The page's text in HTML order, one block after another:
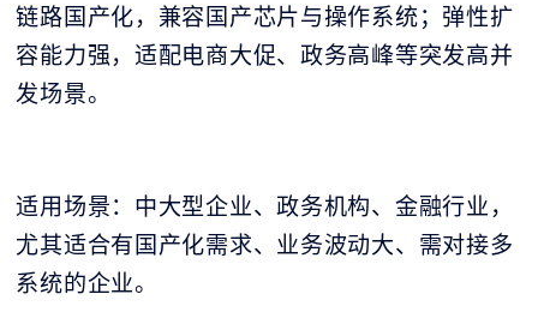
链路国产化，兼容国产芯片与操作系统；弹性扩
容能力强，适配电商大促、政务高峰等突发高并
发场景。
适用场景：中大型企业、政务机构、金融行业，
尤其适合有国产化需求、业务波动大、需对接多
系统的企业。